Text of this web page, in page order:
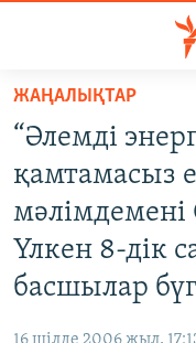
Skip
main
content
to
main
Navigation
to
ЖАҢАЛЫҚТАР
AZATTYQTV
ҚАҢТАР ОҚИҒАСЫ
АДАМ ҚҰҚЫҚТАРЫ
ЖАҢАЛЫҚТАР
“Әлемді
қамтамасыз
Үлкен 8-дік
басшылар